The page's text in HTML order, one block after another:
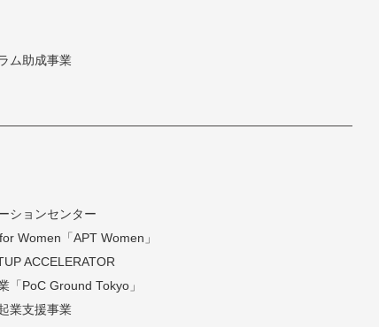
ム助成事業
ションセンター
Women「APT Women」
ACCELERATOR
「PoC Ground Tokyo」
業支援事業